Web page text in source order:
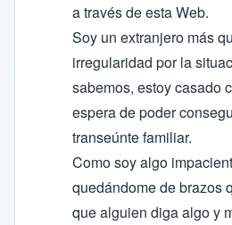
a través de esta Web.
Soy un extranjero más
irregularidad por la
sabemos, estoy casado
espera de poder
transeúnte familiar.
Como soy algo
quedándome de brazos
que alguien diga algo y